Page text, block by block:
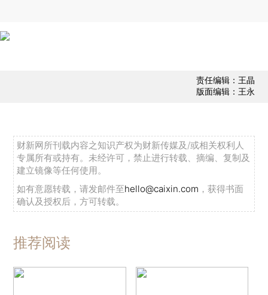
责任编辑：王晶
版面编辑：王永
财新网所刊载内容之知识产权为财新传媒及/或相关权利人
专属所有或持有。未经许可，禁止进行转载、摘编、复制及
建立镜像等任何使用。
如有意愿转载，请发邮件至hello@caixin.com ，获得书面
确认及授权后，方可转载。
推荐阅读